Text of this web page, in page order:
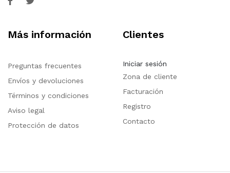
Más información
Preguntas frecuentes
Envíos y devoluciones
Términos y condiciones
Aviso legal
Protección de datos
Clientes
Iniciar sesión
Zona de cliente
Facturación
Registro
Contacto